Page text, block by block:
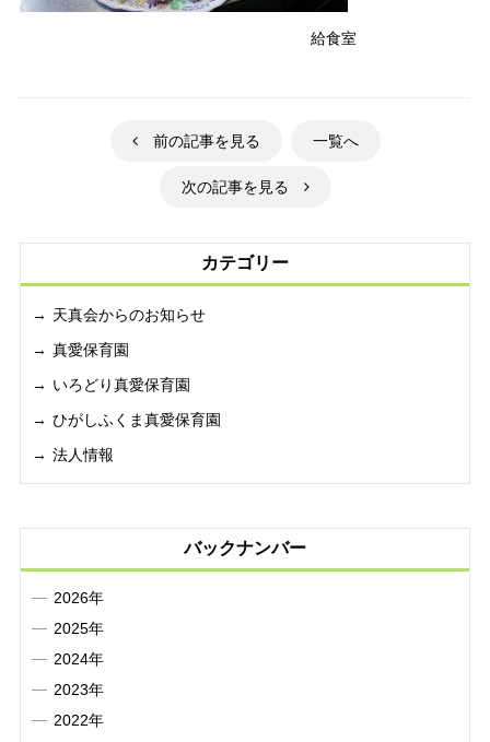
給食室
前の記事を見る 一覧へ
次の記事を見る
カテゴリー
天真会からのお知らせ
真愛保育園
いろどり真愛保育園
ひがしふくま真愛保育園
法人情報
バックナンバー
2026年
2025年
2024年
2023年
2022年